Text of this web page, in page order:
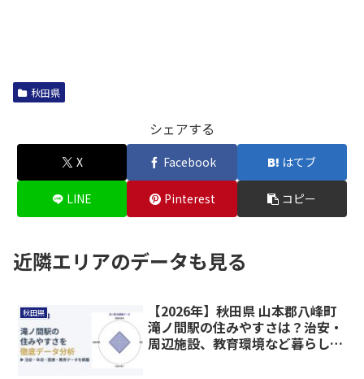
秋田県
シェアする
X Facebook はてブ
LINE Pinterest コピー
近隣エリアのデータも見る
秋田県
【2026年】秋田県 山本郡八峰町
滝ノ間駅の住みやすさは？治安・
周辺施設、教育環境など暮らしに